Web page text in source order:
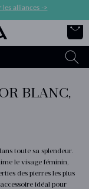
les alliances ->
BLANC,
toute sa splendeur.
le visage féminin,
des pierres les plus
idéal pour